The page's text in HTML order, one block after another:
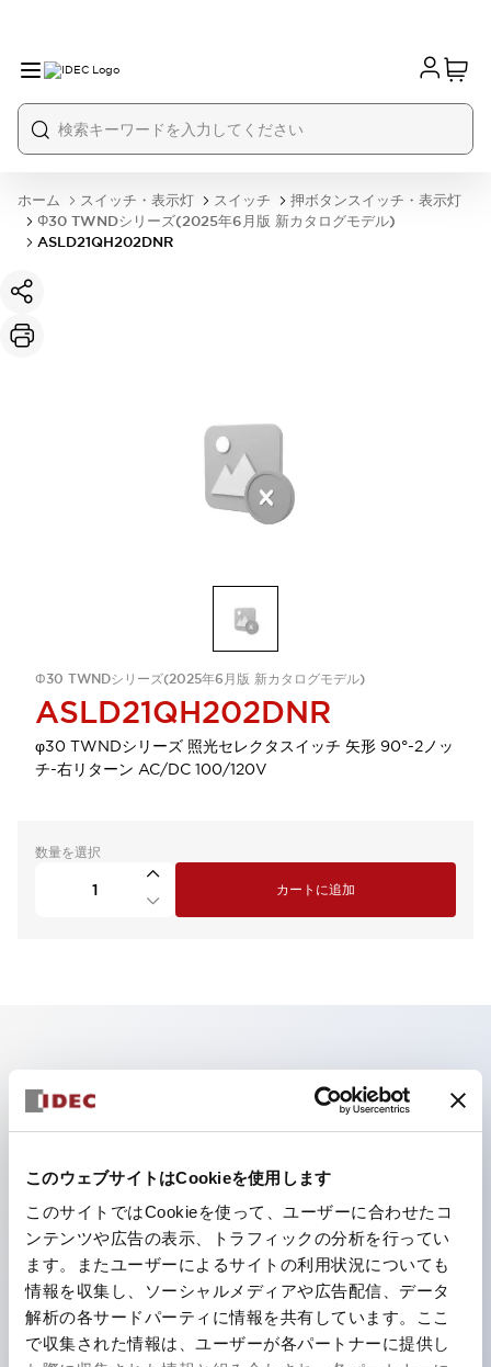
このウェブサイトはCookieを使用します
このサイトではCookieを使って、ユーザーに合わせたコ
ンテンツや広告の表示、トラフィックの分析を行ってい
ます。またユーザーによるサイトの利用状況についても
情報を収集し、ソーシャルメディアや広告配信、データ
解析の各サードパーティに情報を共有しています。ここ
で収集された情報は、ユーザーが各パートナーに提供し
ホーム スイッチ・表示灯 スイッチ
押ボタンスイッチ・表示灯
Φ30 TWNDシリーズ(2025年6月版 新カタログモデル)
ASLD21QH202DNR
Φ30 TWNDシリーズ(2025年6月版 新カタログモデル)
ASLD21QH202DNR
φ30 TWNDシリーズ 照光セレクタスイッチ 矢形 90°-2ノッ
チ-右リターン AC/DC 100/120V
数量を選択
カートに追加
主な特長
照光ユニットの低電圧タイプ（6～24Vタイプ）は
2026年1月より新カタログモデルの製品に順次切り替え
予定
パネルへの取付強度が要求される用途や北米向け機械な
どに適した亜鉛ダイカストタイプ
フィンガープロテクション構造、ねじアップ端子構造、
保護構造IP20に対応したHW-U形コンタクトブロック